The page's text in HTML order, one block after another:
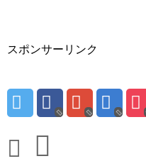
スポンサーリンク